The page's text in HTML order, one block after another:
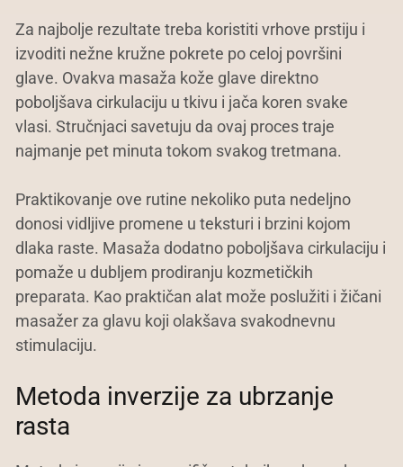
Za najbolje rezultate treba koristiti vrhove prstiju i
izvoditi nežne kružne pokrete po celoj površini
glave. Ovakva masaža kože glave direktno
poboljšava cirkulaciju u tkivu i jača koren svake
vlasi. Stručnjaci savetuju da ovaj proces traje
najmanje pet minuta tokom svakog tretmana.
Praktikovanje ove rutine nekoliko puta nedeljno
donosi vidljive promene u teksturi i brzini kojom
dlaka raste. Masaža dodatno poboljšava cirkulaciju i
pomaže u dubljem prodiranju kozmetičkih
preparata. Kao praktičan alat može poslužiti i žičani
masažer za glavu koji olakšava svakodnevnu
stimulaciju.
Metoda inverzije za ubrzanje
rasta